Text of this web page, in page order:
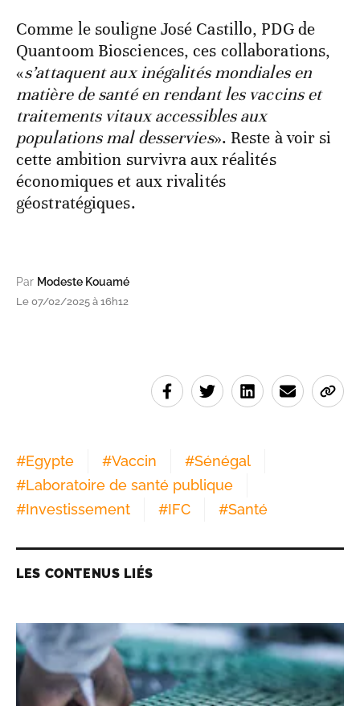
Comme le souligne José Castillo, PDG de
Quantoom Biosciences, ces collaborations,
«s’attaquent aux inégalités mondiales en
matière de santé en rendant les vaccins et
traitements vitaux accessibles aux
populations mal desservies». Reste à voir si
cette ambition survivra aux réalités
économiques et aux rivalités
géostratégiques.
Par Modeste Kouamé
Le 07/02/2025 à 16h12
#Egypte #Vaccin #Sénégal
#Laboratoire de santé publique
#Investissement #IFC #Santé
LES CONTENUS LIÉS